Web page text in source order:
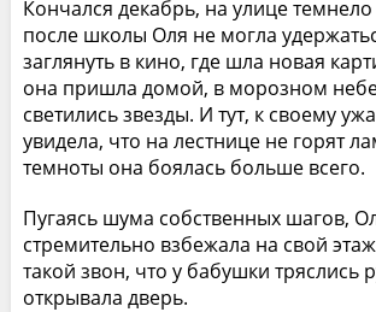
Кончался декабрь, на улице темнело
после школы Оля не могла
заглянуть в кино, где шла новая
она пришла домой, в морозном
светились звезды. И тут, к своему
увидела, что на лестнице не горят
темноты она боялась больше всего.
Пугаясь шума собственных шагов,
стремительно взбежала на свой
такой звон, что у бабушки тряслись
открывала дверь.